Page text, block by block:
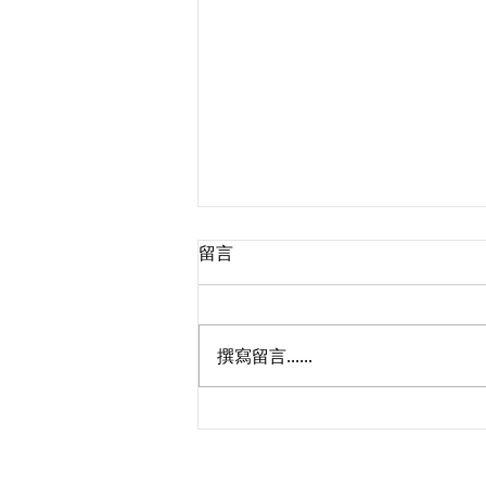
留言
撰寫留言......